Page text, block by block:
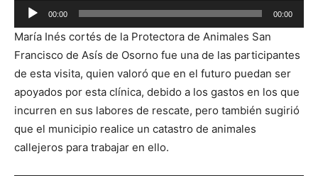
Reproductor
de
audio
00:00 00:00
María Inés cortés de la Protectora de Animales San
Francisco de Asís de Osorno fue una de las participantes
de esta visita, quien valoró que en el futuro puedan ser
apoyados por esta clínica, debido a los gastos en los que
incurren en sus labores de rescate, pero también sugirió
que el municipio realice un catastro de animales
callejeros para trabajar en ello.